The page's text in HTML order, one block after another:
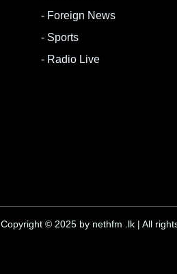
- Foreign News
- Sports
- Radio Live
Copyright © 2025 by nethfm .lk | All